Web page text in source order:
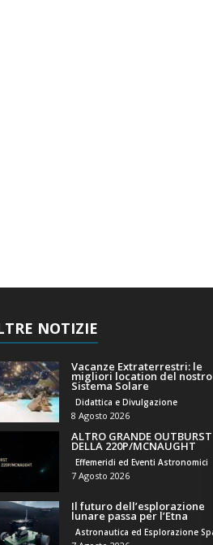
NOTIZIE
Vacanze Extraterrestri: le
migliori location del nostro
Sistema Solare
Didattica e Divulgazione
8 Agosto 2026
ALTRO GRANDE OUTBURST
DELLA 220P/MCNAUGHT
Effemeridi ed Eventi Astronomici
7 Agosto 2026
Il futuro dell’esplorazione
lunare passa per l’Etna